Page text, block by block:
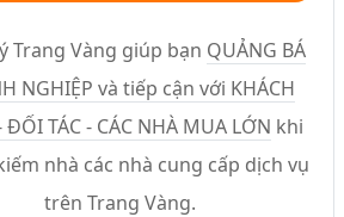
Trang Vàng giúp bạn QUẢNG BÁ
NGHIỆP và tiếp cận với KHÁCH
ĐỐI TÁC - CÁC NHÀ MUA LỚN khi
nhà các nhà cung cấp dịch vụ
trên Trang Vàng.